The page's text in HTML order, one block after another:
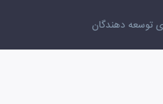
توسعه دهندگان